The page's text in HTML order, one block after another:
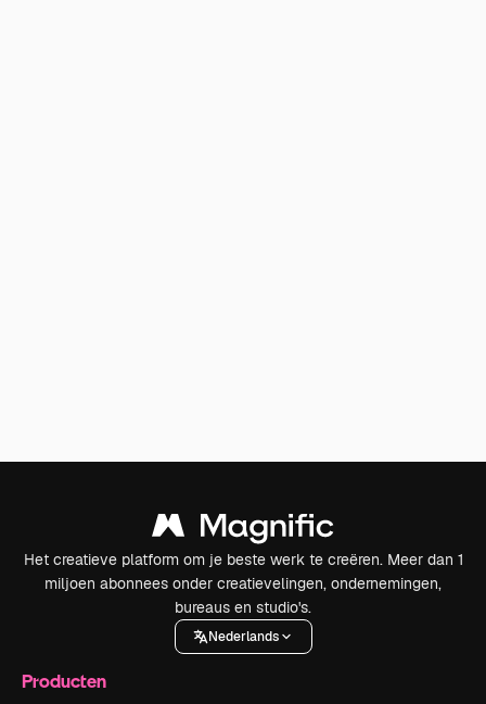
Het creatieve platform om je beste werk te creëren. Meer dan 1
miljoen abonnees onder creatievelingen, ondernemingen,
bureaus en studio's.
Nederlands
Producten